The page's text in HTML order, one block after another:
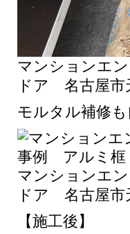
マンションエ
ドア 名古屋市
モルタル補修
マンションエ
ドア 名古屋市
【施工後】